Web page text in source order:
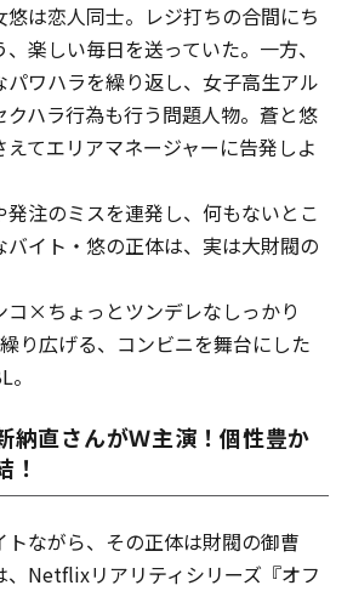
は恋人同士。レジ打ちの合間にち
楽しい毎日を送っていた。一方、
ワハラを繰り返し、女子高生アル
ハラ行為も行う問題人物。蒼と悠
てエリアマネージャーに告発しよ
発注のミスを連発し、何もないとこ
バイト ・悠の正体は、 実は大財閥の
コ×ちょっとツンデレなしっかり
り広げる、コンビニを舞台にした
納直さんがＷ主演！個性豊か
！
ながら、その正体は財閥の御曹
、Netflixリアリティシリーズ『オフ